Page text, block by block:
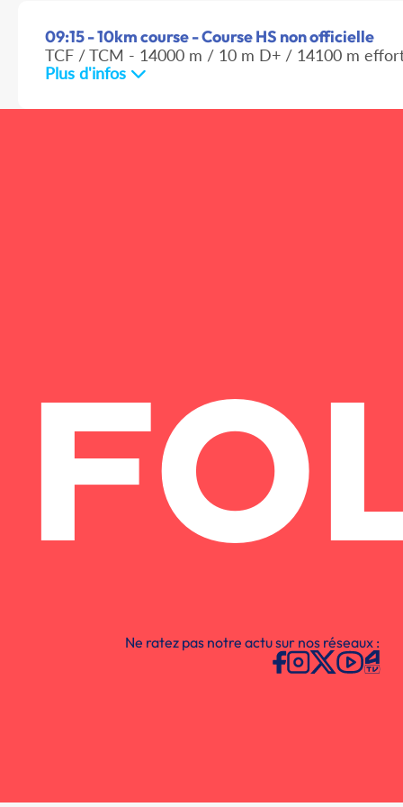
09:15 - 10km course - Course HS non officielle
TCF / TCM - 14000 m / 10 m D+ / 14100 m
Plus d'infos
Ne ratez pas notre actu sur nos réseaux :